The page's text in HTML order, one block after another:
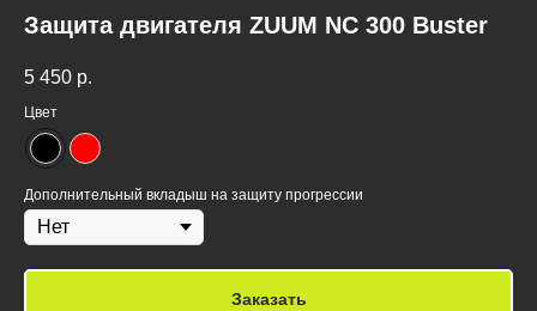
Защита двигателя ZUUM NC 300 Buster
5 450 р.
Цвет
Дополнительный вкладыш на защиту прогрессии
Заказать